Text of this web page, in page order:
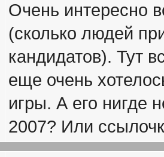
Очень интересно
(сколько людей
кандидатов). Тут
еще очень
игры. А его нигде
2007? Или